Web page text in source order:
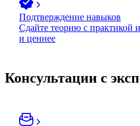
Подтверждение навыков
Сдайте теорию с практикой и
и ценнее
Консультации с